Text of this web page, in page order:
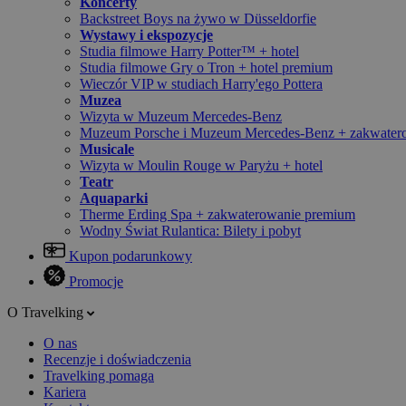
Backstreet Boys na żywo w Düsseldorfie
Wystawy i ekspozycje
Studia filmowe Harry Potter™ + hotel
Studia filmowe Gry o Tron + hotel premium
Wieczór VIP w studiach Harry'ego Pottera
Muzea
Wizyta w Muzeum Mercedes-Benz
Muzeum Porsche i Muzeum Mercedes-Benz +
Musicale
Wizyta w Moulin Rouge w Paryżu + hotel
Teatr
Aquaparki
Therme Erding Spa + zakwaterowanie premium
Wodny Świat Rulantica: Bilety i pobyt
Kupon podarunkowy
Promocje
O Travelking
O nas
Recenzje i doświadczenia
Travelking pomaga
Kariera